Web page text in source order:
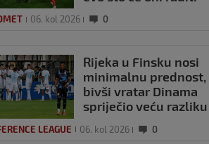
06. kol 2026 0
Rijeka u Finsku nosi
minimalnu prednost,
bivši vratar Dinama
spriječio veću razliku
LEAGUE 06. kol 2026 0